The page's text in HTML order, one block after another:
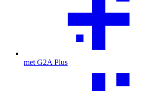
met G2A Plus